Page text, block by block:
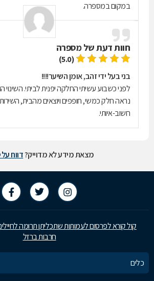
במקום במספרה.
חוות דעת שלמספרה
(5.0)
בני בעל ידי זהב, אומן השיער!!!!
לפני כשבוע עשיתי החלקה יפנית לביתי.
נראה חלק כמשי, חופפים ויוצאים מהבית,
חשוב-איותי.
מצאת מידע לא מדוייק?דווח
קול קורא לפרסום לעמותות שתכליתן תרומה
חרבות ברזל
כלים